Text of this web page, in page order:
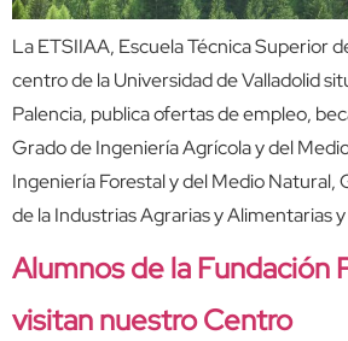
La ETSIIAA, Escuela Técnica Superior
centro de la Universidad de Valladolid
Palencia, publica ofertas de empleo,
Grado de Ingeniería Agrícola y del
Ingeniería Forestal y del Medio Natural,
de la Industrias Agrarias y Alimentarias
Alumnos de la Fundación
visitan nuestro Centro